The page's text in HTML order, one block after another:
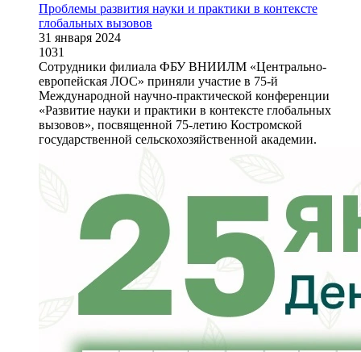
Проблемы развития науки и практики в контексте
глобальных вызовов
31 января 2024
1031
Сотрудники филиала ФБУ ВНИИЛМ «Центрально-
европейская ЛОС» приняли участие в 75-й
Международной научно-практической конференции
«Развитие науки и практики в контексте глобальных
вызовов», посвященной 75-летию Костромской
государственной сельскохозяйственной академии.